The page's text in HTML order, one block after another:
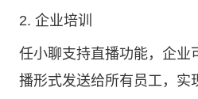
2. 企业培训
任小聊支持直播功能，企业
播形式发送给所有员工，实